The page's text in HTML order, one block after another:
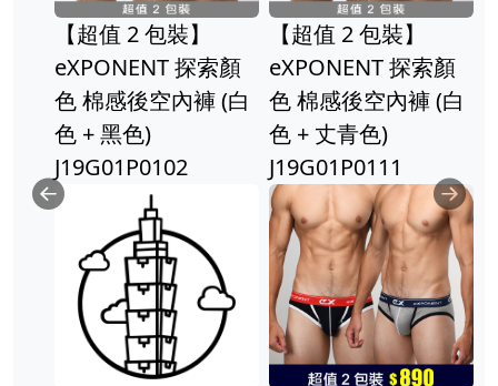
【超值 2 包裝】
eXPONENT 探索顏
色 棉感後空內褲 (白
色 + 黑色)
J19G01P0102
【超值 2 包裝】
eXPONENT 探索顏
色 棉感後空內褲 (白
色 + 丈青色)
J19G01P0111
Previous